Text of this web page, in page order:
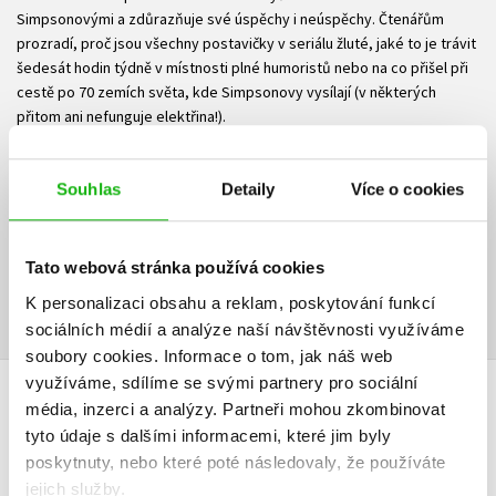
Souhlas Detaily Více o cookies
Tato webová stránka používá cookies
K personalizaci obsahu a reklam, poskytování funkcí
sociálních médií a analýze naší návštěvnosti využíváme
soubory cookies. Informace o tom, jak náš web
využíváme, sdílíme se svými partnery pro sociální
média, inzerci a analýzy. Partneři mohou zkombinovat
tyto údaje s dalšími informacemi, které jim byly
poskytnuty, nebo které poté následovaly, že používáte
jejich služby.
Simpsonovými a zdůrazňuje své úspěchy i neúspěchy. Čtenářům
prozradí, proč jsou všechny postavičky v seriálu žluté, jaké to je trávit
šedesát hodin týdně v místnosti plné humoristů nebo na co přišel při
cestě po 70 zemích světa, kde Simpsonovy vysílají (v některých
přitom ani nefunguje elektřina!).
A možná se dozvíte i odpověď na otázku ze všech nejpalčivější: Kde
ten zpropadený Springfield vlastně leží?
Ke stažení
HODNOCENÍ ČTENÁŘŮ
V současné době nejsou vytvořena žádná uživatelská hodnocení.